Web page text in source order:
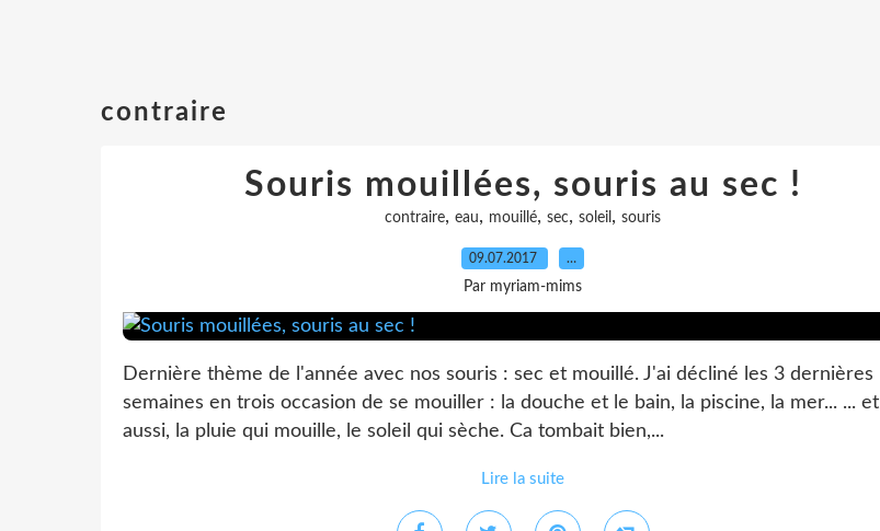
contraire
Souris mouillées, souris au sec !
contraire, eau, mouillé, sec, soleil , souris
09.07.2017 …
Par myriam-mims
Dernière thème de l'année avec nos souris : sec et mouillé. J'ai décliné les 3 dernières
semaines en trois occasion de se mouiller : la douche et le bain, la piscine, la mer... ... et
aussi, la pluie qui mouille, le soleil qui sèche. Ca tombait bien,...
Lire la suite